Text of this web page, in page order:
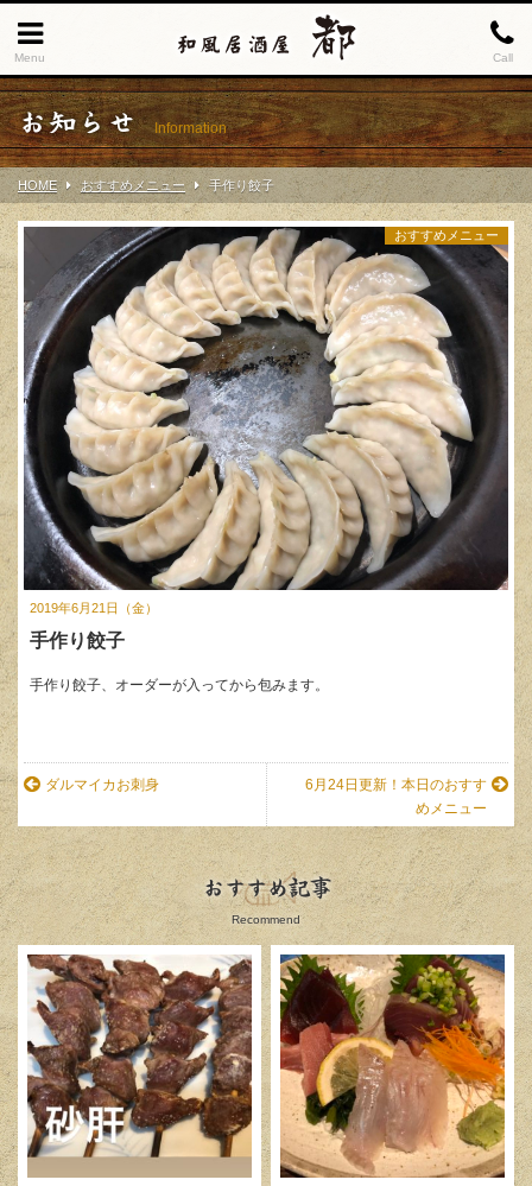
Menu Call
お知らせ Information
HOME おすすめメニュー 手作り餃子
2019年6月21日（金）
おすすめメニュー
手作り餃子
手作り餃子、オーダーが入ってから包みます。
ダルマイカお刺身
6月24日更新！本日のおすす
めメニュー
おすすめ記事
Recommend